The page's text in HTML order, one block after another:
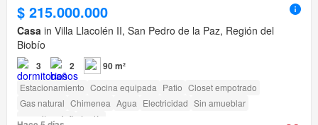
$ 215.000.000
Casa in Villa Llacolén II, San Pedro de la Paz, Región del
Biobío
3 2 90 m²
Estacionamiento Cocina equipada Patio Closet empotrado
Gas natural Chimenea Agua Electricidad Sin amueblar
amenity_wi_fi
Jardín